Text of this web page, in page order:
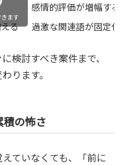
感情的評価が増幅する
る 過激な関連語が固定化
ます
検討すべき案件まで、
ります。
積の怖さ
ていなくても、「前に